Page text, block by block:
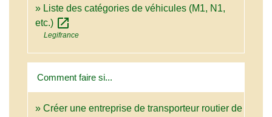
Liste des catégories de véhicules (M1, N1,
etc.) open_in_new
Legifrance
Comment faire si...
Créer une entreprise de transporteur routier de